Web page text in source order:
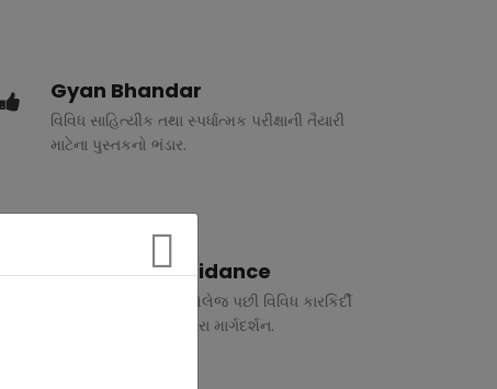
Gyan Bhandar
વિવિધ સાહિત્યીક તથા સ્પર્ધાત્મક પરીક્ષાની તૈયારી
માટેના પુસ્તકનો ભંડાર.
Vocational Guidance
ધોરણ 10 અને 12 તથા કોલેજ પછી વિવિધ કારકિર્દી
અંગે રૂબરુ તથા ફોન દ્વારા માર્ગદર્શન.